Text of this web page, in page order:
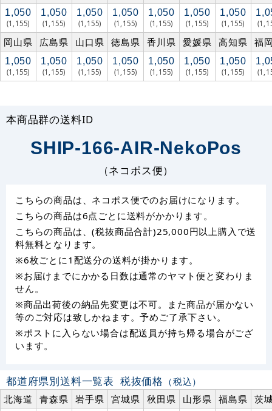
1,050
(1,155)
1,050
(1,155)
1,050
(1,155)
1,050
(1,155)
1,050
(1,155)
1,050
(1,155)
1,050
(1,155)
岡山県 広島県 山口県 徳島県 香川県 愛媛県 高知県 福
1,050
(1,155)
1,050
(1,155)
1,050
(1,155)
1,050
(1,155)
1,050
(1,155)
1,050
(1,155)
1,050
(1,155)
本商品群の送料ID
SHIP-166-AIR-NekoPos
（ネコポス便）
こちらの商品は、ネコポス便でのお届けになります。
こちらの商品は6点ごとに送料がかかります。
こちらの商品は、(税抜商品合計)25,000円以上購入で送
料無料となります。
※6枚ごとに1配送分の送料が掛かります。
※お届けまでにかかる日数は通常のヤマト便と変わりま
せん。
※商品出荷後の納品先変更は不可。また商品が届かない
等のご対応は致しかねます。予めご了承下さい。
※ポストに入らない場合は配送員が持ち帰る場合がござ
います。
都道府県別送料一覧表 税抜価格 （税込）
北海道
青森県 岩手県 宮城県 秋田県 山形県 福島県 茨